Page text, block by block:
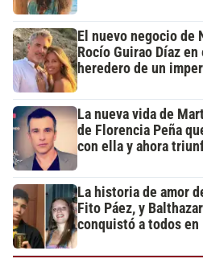
El nuevo negocio de
Rocío Guirao Díaz
heredero de un
La nueva vida de
de Florencia Peña
con ella y ahora
La historia de amor
Fito Páez, y
conquistó a todos en